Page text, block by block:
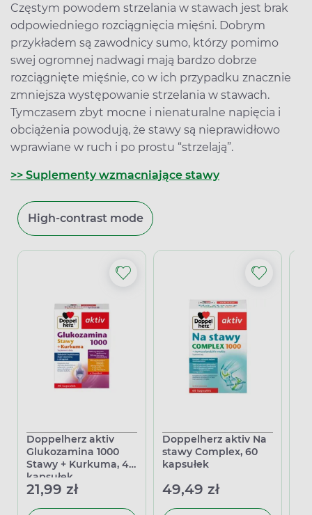
Częstym powodem strzelania w stawach jest brak
odpowiedniego rozciągnięcia mięśni. Dobrym
przykładem są zawodnicy sumo, którzy pomimo
swej ogromnej nadwagi mają bardzo dobrze
rozciągnięte mięśnie, co w ich przypadku znacznie
zmniejsza występowanie strzelania w stawach.
Tymczasem zbyt mocne i nienaturalne napięcia i
obciążenia powodują, że stawy są nieprawidłowo
wprawiane w ruch i po prostu “strzelają”.
>> Suplementy wzmacniające stawy
High-contrast mode
Doppelherz aktiv
Glukozamina 1000
Stawy + Kurkuma, 40
kapsułek
21,99 zł
Doppelherz aktiv Na
stawy Complex, 60
kapsułek
49,49 zł